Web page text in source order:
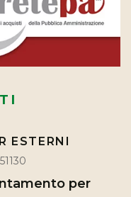
ESTERNI
per